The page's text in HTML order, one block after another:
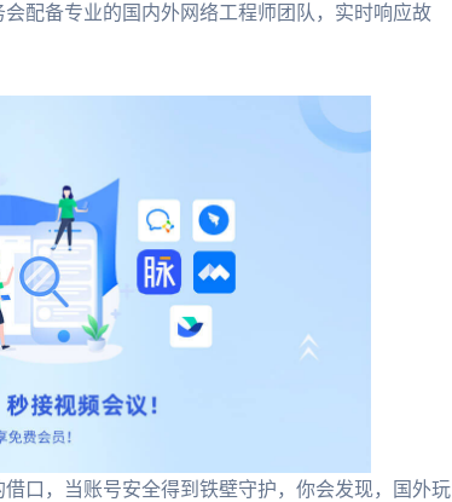
配备专业的国内外网络工程师团队，实时响应故
口，当账号安全得到铁壁守护，你会发现，国外玩